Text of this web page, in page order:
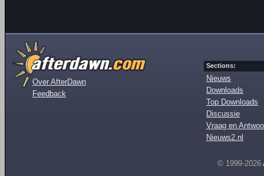
Over AfterDawn
Feedback
Sections:
Nieuws
Downloads
Top Downloads
Discussie
Vraag en
Nieuws2.nl
© 1999-2026